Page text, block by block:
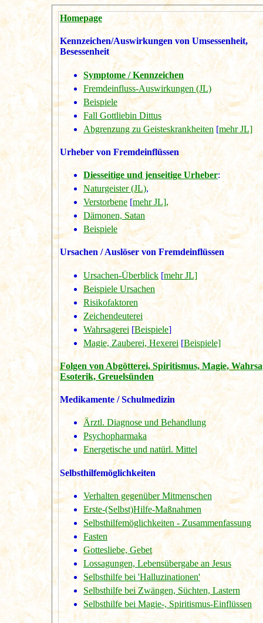
Homepage
Kennzeichen/Auswirkungen von Umsessenheit,
Besessenheit
Symptome / Kennzeichen
Fremdeinfluss-Auswirkungen (JL)
Beispiele
Fall Gottliebin Dittus
Abgrenzung zu Geisteskrankheiten [mehr JL]
Urheber von Fremdeinflüssen
Diesseitige und jenseitige Urheber:
Naturgeister (JL),
Verstorbene [mehr JL],
Dämonen, Satan
Beispiele
Ursachen / Auslöser von Fremdeinflüssen
Ursachen-Überblick [mehr JL]
Beispiele Ursachen
Risikofaktoren
Zeichendeuterei
Wahrsagerei [Beispiele]
Magie, Zauberei, Hexerei [Beispiele]
Folgen von Abgötterei, Spiritismus, Magie,
Esoterik, Greuelsünden
Medikamente / Schulmedizin
Ärztl. Diagnose und Behandlung
Psychopharmaka
Energetische und natürl. Mittel
Selbsthilfemöglichkeiten
Verhalten gegenüber Mitmenschen
Erste-(Selbst)Hilfe-Maßnahmen
Selbsthilfemöglichkeiten - Zusammenfassung
Fasten
Gottesliebe, Gebet
Lossagungen, Lebensübergabe an Jesus
Selbsthilfe bei 'Halluzinationen'
Selbsthilfe bei Zwängen, Süchten, Lastern
Selbsthilfe bei Magie-, Spiritismus-Einflüssen